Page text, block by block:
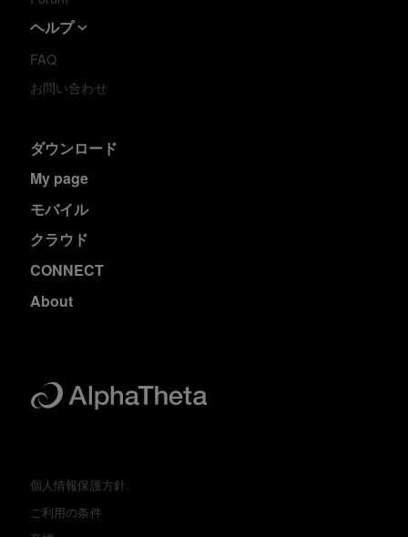
ヘルプ
FAQ
お問い合わせ
ダウンロード
My page
モバイル
クラウド
CONNECT
About
個人情報保護方針.
ご利用の条件